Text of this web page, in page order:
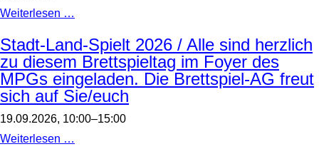
Weiterlesen …
Stadt-Land-Spielt 2026 / Alle sind herzlich
zu diesem Brettspieltag im Foyer des
MPGs eingeladen. Die Brettspiel-AG freut
sich auf Sie/euch
19.09.2026, 10:00–15:00
Weiterlesen …